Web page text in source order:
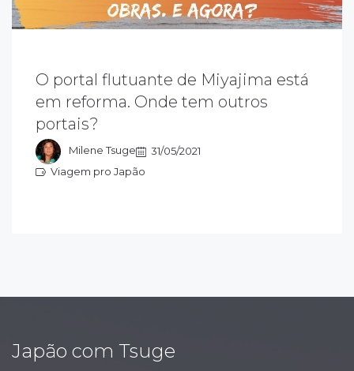
O portal flutuante de Miyajima está
em reforma. Onde tem outros
portais?
Milene Tsuge
31/05/2021
Viagem pro Japão
você chegar em Miyajima e não
ver nada? Por isso, vamos dar dicas
outros portais flutuantes que você pode
no Japão.
Japão com Tsuge